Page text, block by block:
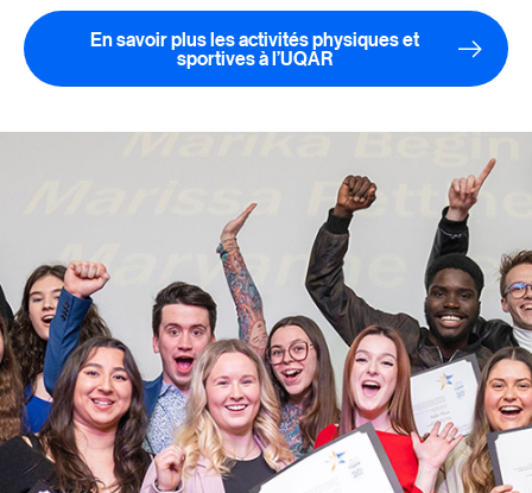
En savoir plus les activités physiques et
sportives à l’UQAR
Redirection vers la page : Activités physiques et sportives